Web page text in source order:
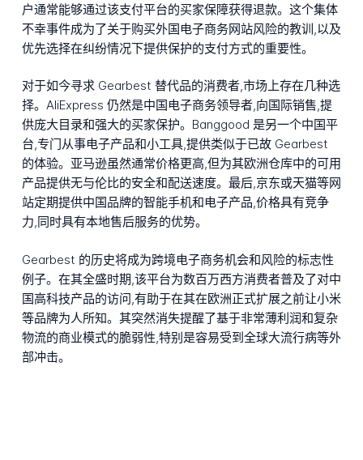
户通常能够通过该支付平台的买家保障获得退款。这个集体
不幸事件成为了关于购买外国电子商务网站风险的教训,以及
优先选择在纠纷情况下提供保护的支付方式的重要性。
对于如今寻求 Gearbest 替代品的消费者,市场上存在几种选
择。AliExpress 仍然是中国电子商务领导者,向国际销售,提
供庞大目录和强大的买家保护。Banggood 是另一个中国平
台,专门从事电子产品和小工具,提供类似于已故 Gearbest
的体验。亚马逊虽然通常价格更高,但为其欧洲仓库中的可用
产品提供无与伦比的安全和配送速度。最后,京东或天猫等网
站定期提供中国品牌的智能手机和电子产品,价格具有竞争
力,同时具有本地售后服务的优势。
Gearbest 的历史将成为跨境电子商务机会和风险的标志性
例子。在其全盛时期,该平台为数百万西方消费者普及了对中
国高科技产品的访问,有助于在其在欧洲正式扩展之前让小米
等品牌为人所知。其突然消失提醒了基于非常薄利润和复杂
物流的商业模式的脆弱性,特别是容易受到全球大流行病等外
部冲击。